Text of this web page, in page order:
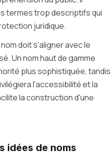
termes trop descriptifs qui
juridique.
doit s'aligner avec le
Un nom haut de gamme
plus sophistiquée, tandis
l'accessibilité et la
la construction d'une
idées de noms